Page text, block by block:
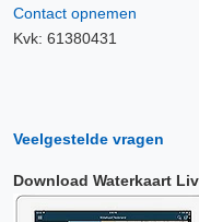
Contact opnemen
Kvk: 61380431
Veelgestelde vragen
Download Waterkaart